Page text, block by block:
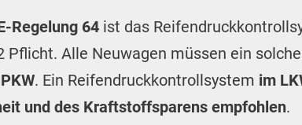
Regelung 64 ist das
Pflicht. Alle Neuwagen müssen ein
. Ein Reifendruckkontrollsystem im
und des Kraftstoffsparens empfohlen.